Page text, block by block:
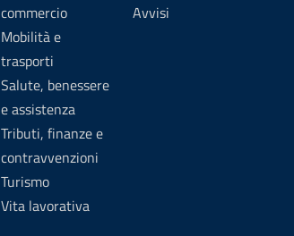
commercio
Mobilità e
trasporti
Salute, benessere
e assistenza
Tributi, finanze e
contravvenzioni
Turismo
Vita lavorativa
Avvisi